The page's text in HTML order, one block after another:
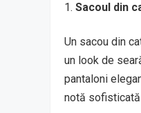
Sacoul din
Un sacou din
un look de
pantaloni
notă sofisticată